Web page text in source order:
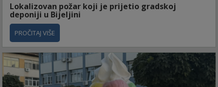
Lokalizovan požar koji je prijetio gradskoj
deponiji u Bijeljini
PROČITAJ VIŠE